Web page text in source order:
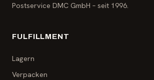
Postservice DMC GmbH – seit 1996.
FULFILLMENT
Lagern
Verpacken